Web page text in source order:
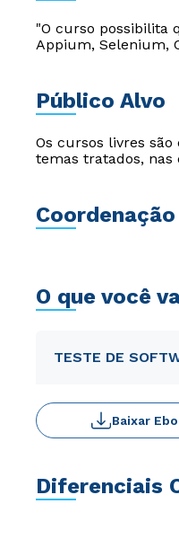
"O curso possibilita
Appium, Selenium,
Público Alvo
Os cursos livres
temas tratados, nas
O que você
TESTE DE
Baixar
Diferenciais